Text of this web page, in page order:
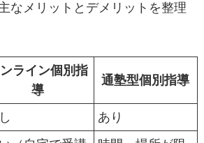
なメリットとデメリットを整理
ライン個別指
導
通塾型個別指導
あり